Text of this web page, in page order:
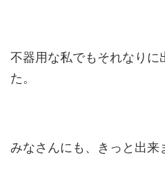
不器用な私でもそれなりに
た。
みなさんにも、きっと出来